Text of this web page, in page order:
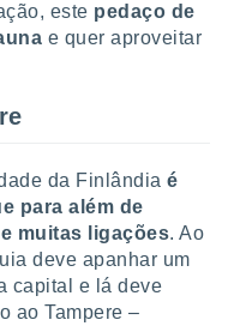
este pedaço de
e quer aproveitar
da Finlândiaé
para além de
muitas ligações. Ao
deve apanhar um
capital e lá deve
ao Tampere –